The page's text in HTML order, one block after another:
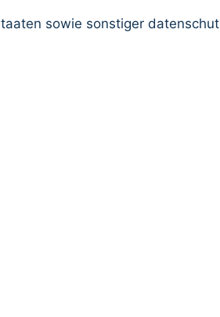
sowie sonstiger